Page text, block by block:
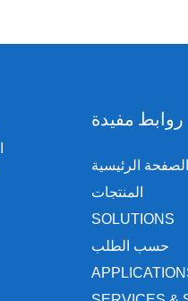
روابط مفيدة
الصفحة الرئيسية
المنتجات
SOLUTIONS
حسب الطلب